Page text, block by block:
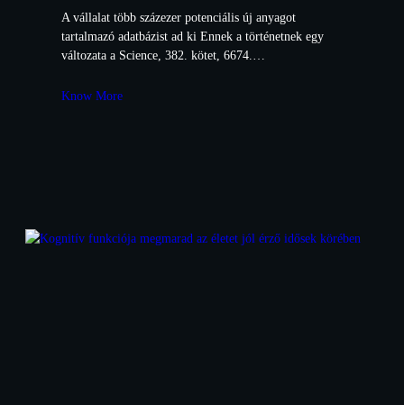
A vállalat több százezer potenciális új anyagot
tartalmazó adatbázist ad ki Ennek a történetnek egy
változata a Science, 382. kötet, 6674.…
Know More